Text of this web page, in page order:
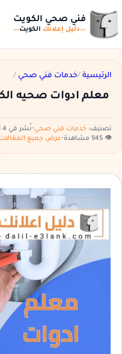
فني صحي الكويت
دليل إعلانك الكويت
الرئيسية /خدمات فني صحي /
معلم ادوات صحيه
تصنيف: خدمات فني صحي•نُشر في 4 أغسطس، 2025
👁️ 945 مشاهدة
•عرض جميع المقالات